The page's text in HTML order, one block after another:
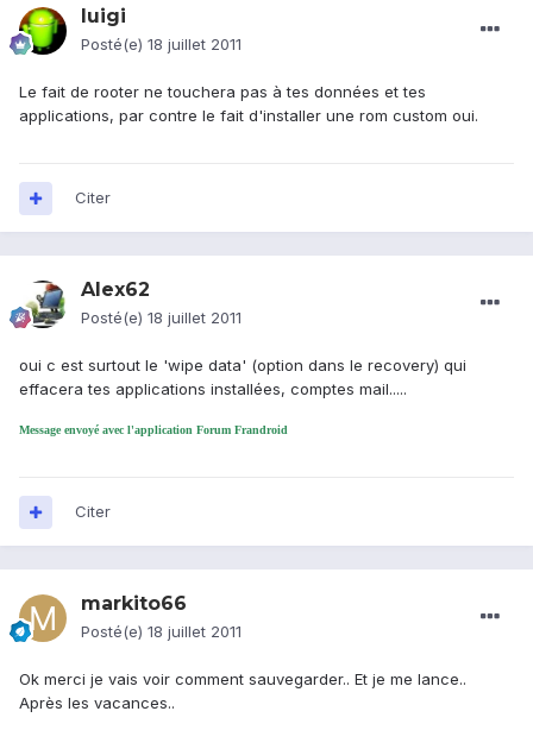
luigi
Posté(e) 18 juillet 2011
Le fait de rooter ne touchera pas à tes données et tes
applications, par contre le fait d'installer une rom custom oui.
Citer
Alex62
Posté(e) 18 juillet 2011
oui c est surtout le 'wipe data' (option dans le recovery) qui
effacera tes applications installées, comptes mail.....
Message envoyé avec l'application Forum Frandroid
Citer
markito66
Posté(e) 18 juillet 2011
Ok merci je vais voir comment sauvegarder.. Et je me lance..
Après les vacances..